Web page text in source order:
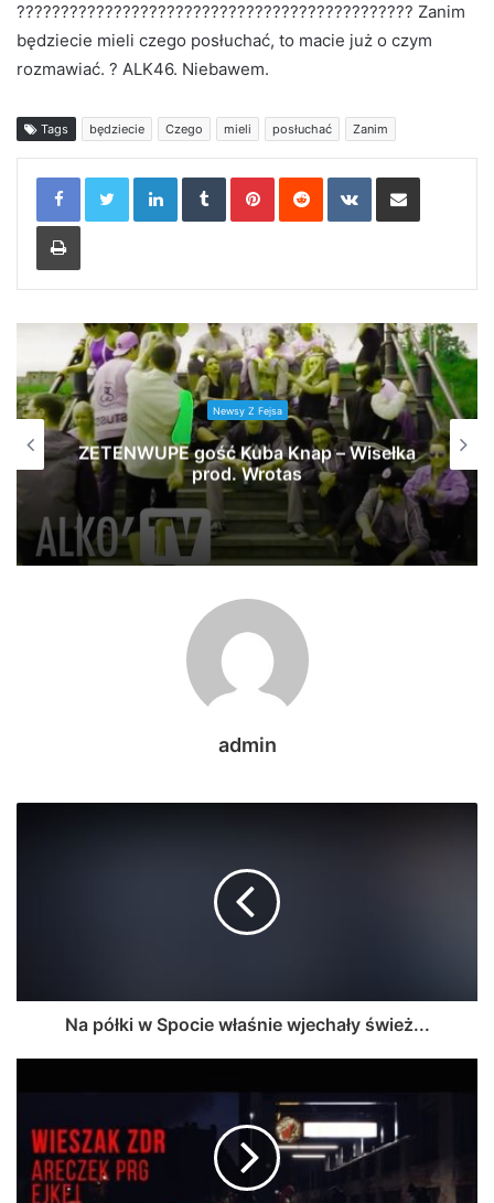
????????????????????????????????????????????? Zanim
będziecie mieli czego posłuchać, to macie już o czym
rozmawiać. ? ALK46. Niebawem.
Tags będziecie Czego mieli posłuchać Zanim
LinkedInTumblrPinterestReddit VKontakteShare via Email
Print
Newsy Z Fejsa
ZETENWUPE gość Kuba Knap – Wisełka
prod. Wrotas
admin
Na półki w Spocie właśnie wjechały śwież...